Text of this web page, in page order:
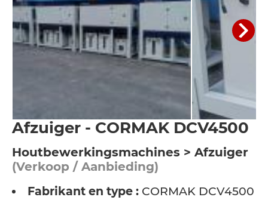
Afzuiger - CORMAK DCV4500
Houtbewerkingsmachines > Afzuiger
(Verkoop / Aanbieding)
Fabrikant en type : CORMAK DCV4500